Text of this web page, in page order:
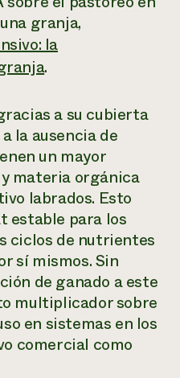
granja,
la
.
a su cubierta
la ausencia de
un mayor
materia orgánica
labrados. Esto
estable para los
ciclos de nutrientes
sí mismos. Sin
de ganado a este
multiplicador sobre
en sistemas en los
comercial como